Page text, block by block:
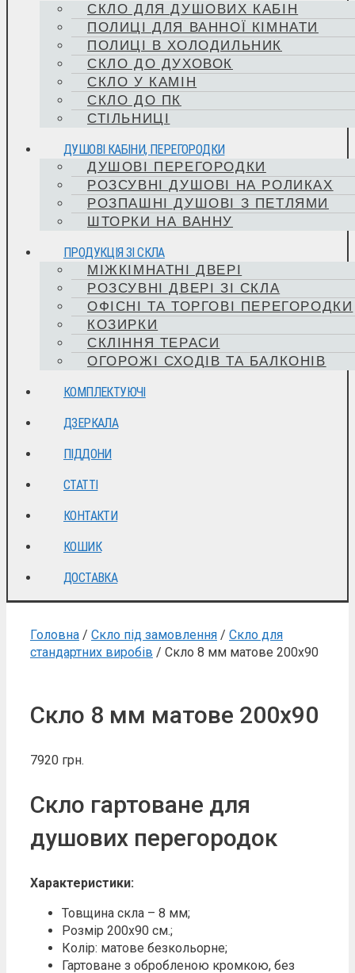
СКЛО ДЛЯ ДУШОВИХ КАБІН
ПОЛИЦІ ДЛЯ ВАННОЇ КІМНАТИ
ПОЛИЦІ В ХОЛОДИЛЬНИК
СКЛО ДО ДУХОВОК
СКЛО У КАМІН
СКЛО ДО ПК
СТІЛЬНИЦІ
ДУШОВІ КАБІНИ, ПЕРЕГОРОДКИ
ДУШОВІ ПЕРЕГОРОДКИ
РОЗСУВНІ ДУШОВІ НА РОЛИКАХ
РОЗПАШНІ ДУШОВІ З ПЕТЛЯМИ
ШТОРКИ НА ВАННУ
ПРОДУКЦІЯ ЗІ СКЛА
МІЖКІМНАТНІ ДВЕРІ
РОЗСУВНІ ДВЕРІ ЗІ СКЛА
ОФІСНІ ТА ТОРГОВІ ПЕРЕГОРОДКИ
КОЗИРКИ
СКЛІННЯ ТЕРАСИ
ОГОРОЖІ СХОДІВ ТА БАЛКОНІВ
КОМПЛЕКТУЮЧІ
ДЗЕРКАЛА
ПІДДОНИ
СТАТТІ
КОНТАКТИ
КОШИК
ДОСТАВКА
Головна / Скло під замовлення / Скло для
стандартних виробів / Скло 8 мм матове 200х90
Скло 8 мм матове 200х90
7920 грн.
Скло гартоване для
душових перегородок
Характеристики:
Товщина скла – 8 мм;
Розмір 200х90 см.;
Колір: матове безкольорне;
Гартоване з обробленою кромкою, без